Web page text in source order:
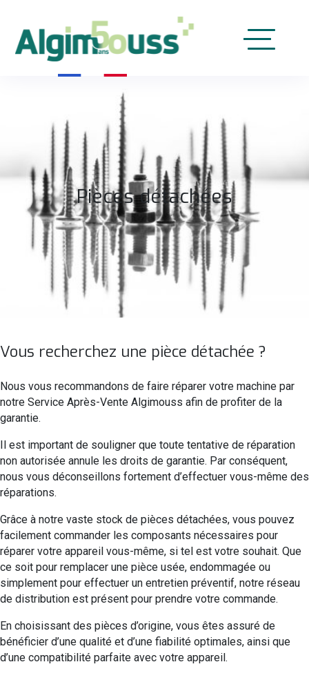
Pièces détachées
Vous recherchez une pièce détachée ?
Nous vous recommandons de faire réparer votre machine par
notre Service Après-Vente Algimouss afin de profiter de la
garantie.
Il est important de souligner que toute tentative de réparation
non autorisée annule les droits de garantie. Par conséquent,
nous vous déconseillons fortement d’effectuer vous-même des
réparations.
Grâce à notre vaste stock de pièces détachées, vous pouvez
facilement commander les composants nécessaires pour
réparer votre appareil vous-même, si tel est votre souhait. Que
ce soit pour remplacer une pièce usée, endommagée ou
simplement pour effectuer un entretien préventif, notre réseau
de distribution est présent pour prendre votre commande.
En choisissant des pièces d’origine, vous êtes assuré de
bénéficier d’une qualité et d’une fiabilité optimales, ainsi que
d’une compatibilité parfaite avec votre appareil.